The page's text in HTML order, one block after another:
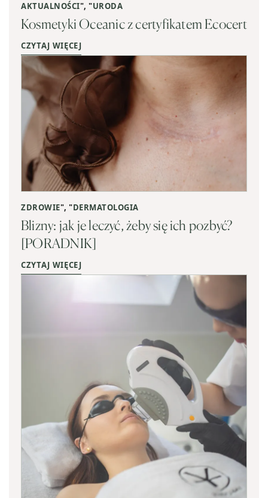
AKTUALNOŚCI", "URODA
Kosmetyki Oceanic z certyfikatem Ecocert
CZYTAJ WIĘCEJ
ZDROWIE", "DERMATOLOGIA
Blizny: jak je leczyć, żeby się ich pozbyć?
[PORADNIK]
CZYTAJ WIĘCEJ